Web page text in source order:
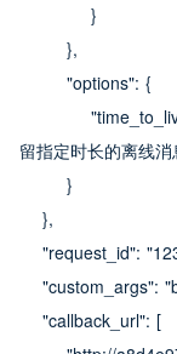
}
},
"options": {
留指定时长的离线
}
},
"request_id":
"custom_args":
"callback_url": [